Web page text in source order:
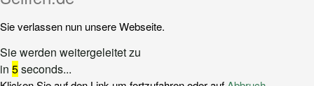
Sie verlassen nun unsere Webseite.
Sie werden weitergeleitet zu
in 5seconds...